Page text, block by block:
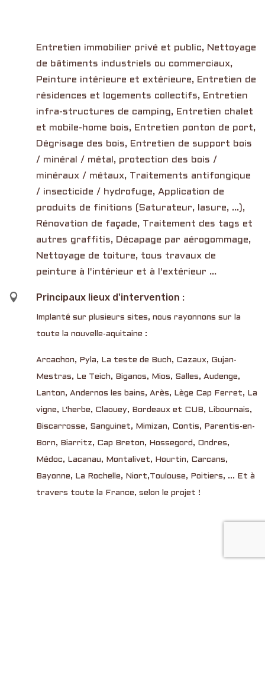
Entretien immobilier privé et public, Nettoyage
de bâtiments industriels ou commerciaux,
Peinture intérieure et extérieure, Entretien de
résidences et logements collectifs, Entretien
infra-structures de camping, Entretien chalet
et mobile-home bois, Entretien ponton de port,
Dégrisage des bois, Entretien de support bois
/ minéral / métal, protection des bois /
minéraux / métaux, Traitements antifongique
/ insecticide / hydrofuge, Application de
produits de finitions (Saturateur, lasure, ...),
Rénovation de façade, Traitement des tags et
autres graffitis, Décapage par aérogommage,
Nettoyage de toiture, tous travaux de
peinture à l'intérieur et à l'extérieur ...
 Principaux lieux d'intervention :
Implanté sur plusieurs sites, nous rayonnons sur la
toute la nouvelle-aquitaine :
Arcachon, Pyla, La teste de Buch, Cazaux, Gujan-
Mestras, Le Teich, Biganos, Mios, Salles, Audenge,
Lanton, Andernos les bains, Arès, Lège Cap Ferret, La
vigne, L'herbe, Claouey, Bordeaux et CUB, Libournais,
Biscarrosse, Sanguinet, Mimizan, Contis, Parentis-en-
Born, Biarritz, Cap Breton, Hossegord, Ondres,
Médoc, Lacanau, Montalivet, Hourtin, Carcans,
Bayonne, La Rochelle, Niort,Toulouse, Poitiers, ... Et à
travers toute la France, selon le projet !